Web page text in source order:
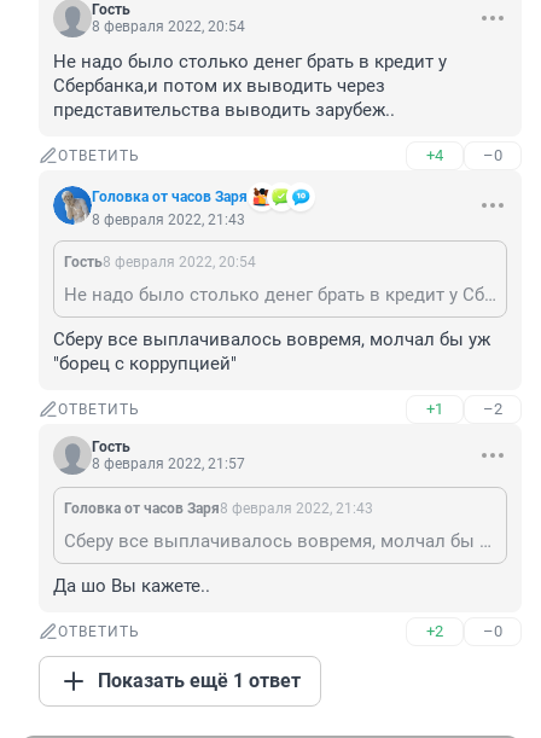
Гость
8 февраля 2022, 20:54
Не надо было столько денег брать в кредит у
Сбербанка,и потом их выводить через
представительства выводить зарубеж..
ОТВЕТИТЬ +4 –0
Головка от часов Заря
8 февраля 2022, 21:43
Гость8 февраля 2022, 20:54
Не надо было столько денег брать в кредит у Сбербанка,и потом их выводить через представительства выводить зарубеж..
Сберу все выплачивалось вовремя, молчал бы уж
"борец с коррупцией"
ОТВЕТИТЬ +1 –2
Гость
8 февраля 2022, 21:57
Головка от часов Заря8 февраля 2022, 21:43
Сберу все выплачивалось вовремя, молчал бы уж "борец с коррупцией"
Да шо Вы кажете..
ОТВЕТИТЬ +2 –0
Показать ещё 1 ответ